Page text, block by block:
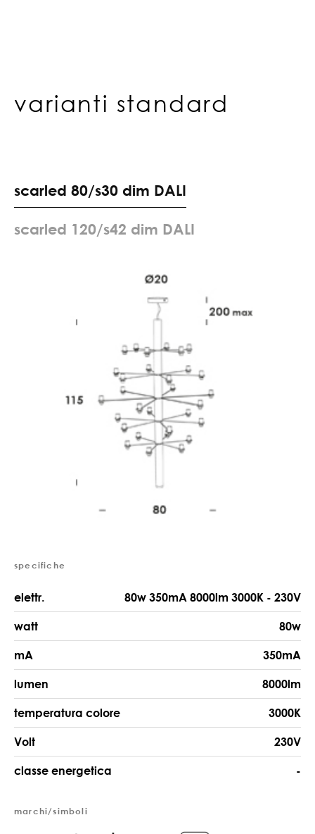
varianti standard
scarled 80/s30 dim DALI
scarled 120/s42 dim DALI
specifiche
elettr. 80w 350mA 8000lm 3000K - 230V
watt 80w
mA 350mA
lumen 8000lm
temperatura colore 3000K
Volt 230V
classe energetica -
marchi/simboli